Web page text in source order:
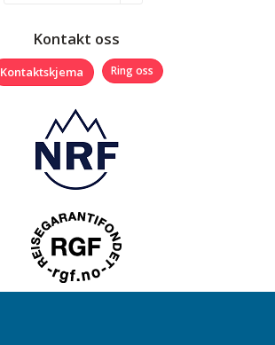
Følg oss på
Kontakt oss
Kontaktskjema Ring oss
Nyhetsbrev